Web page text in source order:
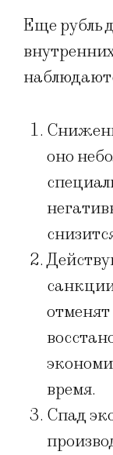
Еще рубль
оно
отменят
время.
Спад